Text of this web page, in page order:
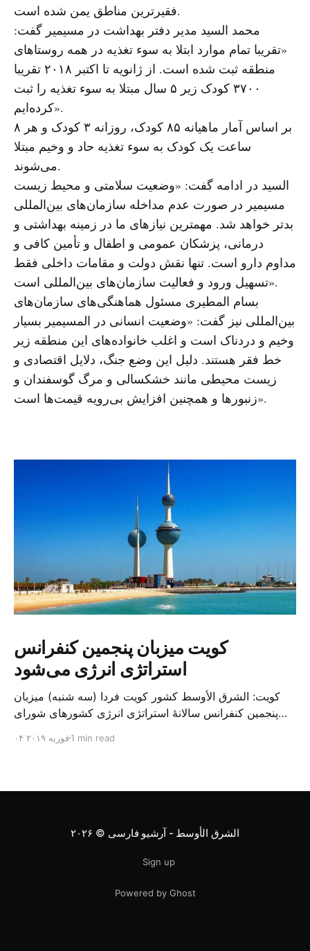
فقیرترین مناطق یمن شده است.
محمد السید مدیر دفتر بهداشت در مسیمیر گفت:
«تقریبا تمام موارد ابتلا به سوء تغذیه در همه روستاهای
منطقه ثبت شده است. از ژانویه تا اکتبر ۲۰۱۸ تقریبا
۳۷۰۰ کودک زیر ۵ سال مبتلا به سوء تغذیه را ثبت
کرده‌ایم».
بر اساس آمار ماهیانه ۸۵ کودک، روزانه ۳ کودک و هر ۸
ساعت یک کودک به سوء تغذیه حاد و وخیم مبتلا
می‌شوند.
السید در ادامه گفت: «وضعیت سلامتی و محیط زیست
مسیمیر در صورت عدم مداخله سازمان‌های بین‌المللی
بدتر خواهد شد. مهمترین نیازهای ما در زمینه بهداشتی و
درمانی، پزشکان عمومی و اطفال و تأمین کافی و
مداوم دارو است. تنها نقش دولت و مقامات داخلی فقط
تسهیل ورود و فعالیت سازمان‌های بین‌المللی است».
بسام المطیری مسئول هماهنگی‌های سازمان‌های
بین‌المللی نیز گفت: «وضعیت انسانی در المسیمیر بسیار
وخیم و دردناک است و اغلب خانواده‌های این منطقه زیر
خط فقر هستند. دلیل این وضع جنگ، دلایل اقتصادی و
زیست محیطی مانند خشکسالی و مرگ گوسفندان و
زنبورها و همچنین افزایش بی‌رویه قیمت‌ها است».
کویت میزبان پنجمین کنفرانس
استراتژی انرژی می‌شود
کویت: الشرق الأوسط کشور کویت فردا (سه شنبه) میزبان
پنجمین کنفرانس سالانهٔ استراتژی انرژی کشورهای شورای
متخصص از شرکت‌های جهانی نفت و گاز در این کنفرانس
۰۴ فوریه ۲۰۱۹1 min read
الشرق الأوسط - آرشیو فارسی © ۲۰۲۶
Sign up
Powered by Ghost